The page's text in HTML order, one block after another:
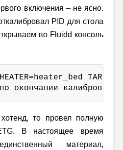
включения – не ясно.
PID для стола
во Fluidd консоль
окончании калибровки
то провел полную
В настоящее время
материал,